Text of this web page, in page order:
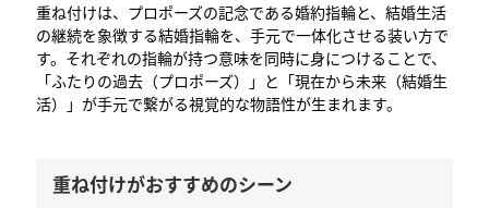
重ね付けは、プロポーズの記念である婚約指輪と、結婚生活
の継続を象徴する結婚指輪を、手元で一体化させる装い方で
す。それぞれの指輪が持つ意味を同時に身につけることで、
「ふたりの過去（プロポーズ）」と「現在から未来（結婚生
活）」が手元で繋がる視覚的な物語性が生まれます。
重ね付けがおすすめのシーン